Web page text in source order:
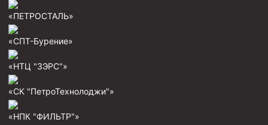
Муфта ОТТМ 146
Муфта БТС 324
Муфта БТС 168
Муфта ОТТМ 127
«ПЕТРОСТАЛЬ»
«СПТ-Бурение»
«НТЦ "ЗЭРС"»
«СК "ПетроТехнолоджи"»
«НПК "ФИЛЬТР"»